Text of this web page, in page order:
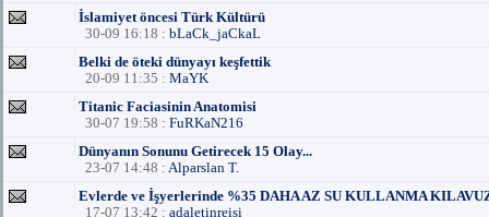
İslamiyet öncesi Türk Kültürü
30-09 16:18 : bLaCk_jaCkaL
Belki de öteki dünyayı keşfettik
20-09 11:35 : MaYK
Titanic Faciasinin Anatomisi
30-07 19:58 : FuRKaN216
Dünyanın Sonunu Getirecek 15 Olay...
23-07 14:48 : Alparslan T.
Evlerde ve İşyerlerinde %35 DAHA AZ SU KULLANMA
17-07 13:42 : adaletinreisi